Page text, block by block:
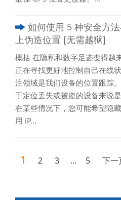
如何使用 5 种安全方
上伪造位置 [无需越狱]
概括 在隐私和数字足迹变得越
正在寻找更好地控制自己在线
注领域是我们设备的位置跟踪
于定位丢失或被盗的设备来说
在某些情况下，您可能希望隐
用 iP...
1 2 3 ... 5 下一